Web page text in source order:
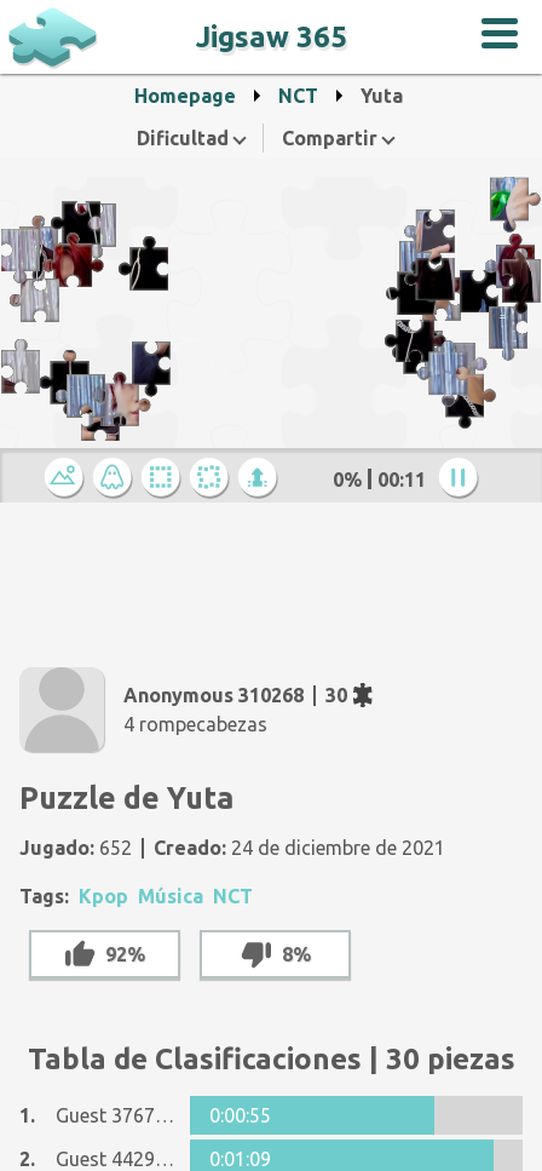
Jigsaw 365
Homepage NCT
Yuta
Dificultad
Compartir
0% 00:12
Anonymous 310268
30
4 rompecabezas
Puzzle de Yuta
Jugado: 652 Creado: 24 de diciembre de 2021
Tags: Kpop Música NCT
92% 8%
Tabla de Clasificaciones | 30 piezas
1. Guest 3767897
0:00:55
2.
Guest 44291145
0:01:09